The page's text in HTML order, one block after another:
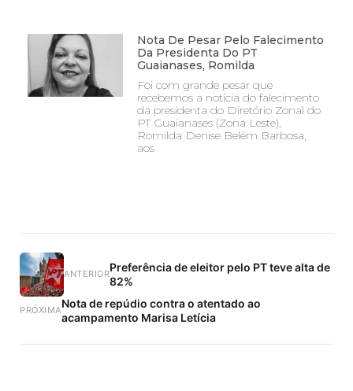
Nota De Pesar Pelo Falecimento
Da Presidenta Do PT
Guaianases, Romilda
Foi com grande pesar que
recebemos a notícia do falecimento
da presidenta do Diretório Zonal do
PT Guaianases (Zona Leste),
Romilda Denise Belém Barbosa,
aos
ANTERIORPreferência de eleitor pelo PT teve alta de
82%
PRÓXIMANota de repúdio contra o atentado ao
acampamento Marisa Letícia